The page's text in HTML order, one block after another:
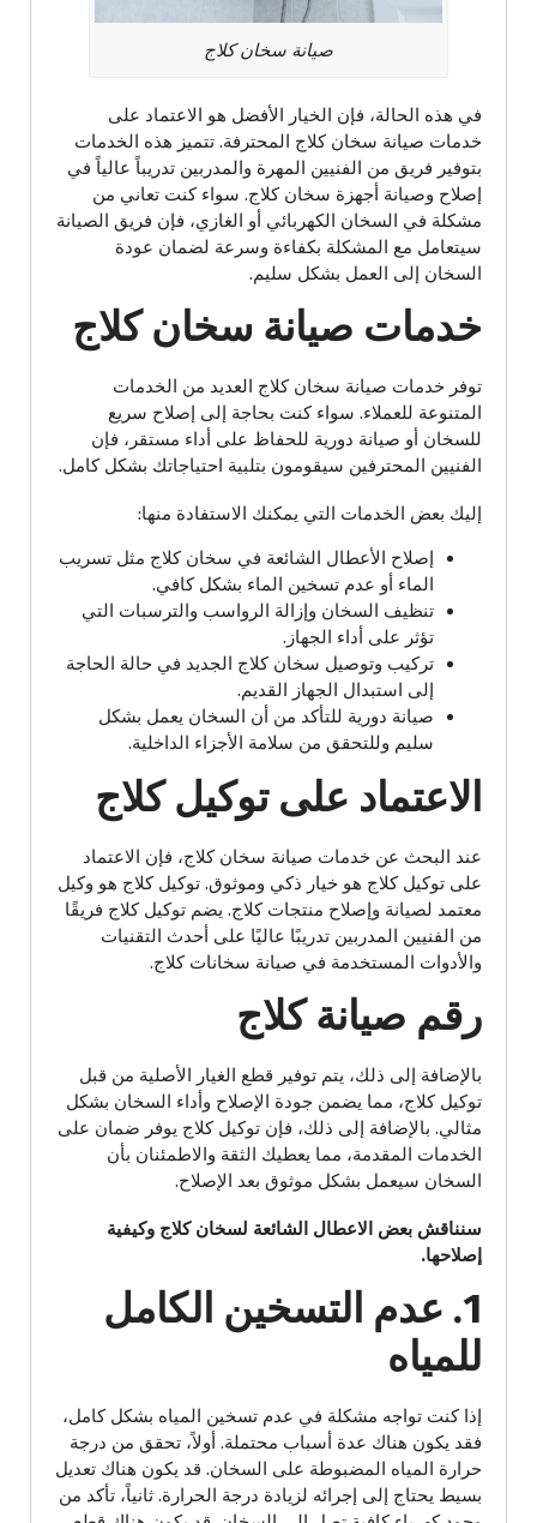
صيانة سخان كلاج
في هذه الحالة، فإن الخيار الأفضل هو الاعتماد على
خدمات صيانة سخان كلاج المحترفة. تتميز هذه الخدمات
بتوفير فريق من الفنيين المهرة والمدربين تدريباً عالياً في
إصلاح وصيانة أجهزة سخان كلاج. سواء كنت تعاني من
مشكلة في السخان الكهربائي أو الغازي، فإن فريق الصيانة
سيتعامل مع المشكلة بكفاءة وسرعة لضمان عودة
السخان إلى العمل بشكل سليم.
خدمات صيانة سخان كلاج
توفر خدمات صيانة سخان كلاج العديد من الخدمات
المتنوعة للعملاء. سواء كنت بحاجة إلى إصلاح سريع
للسخان أو صيانة دورية للحفاظ على أداء مستقر، فإن
الفنيين المحترفين سيقومون بتلبية احتياجاتك بشكل كامل.
إليك بعض الخدمات التي يمكنك الاستفادة منها:
إصلاح الأعطال الشائعة في سخان كلاج مثل تسريب
الماء أو عدم تسخين الماء بشكل كافي.
تنظيف السخان وإزالة الرواسب والترسبات التي
تؤثر على أداء الجهاز.
تركيب وتوصيل سخان كلاج الجديد في حالة الحاجة
إلى استبدال الجهاز القديم.
صيانة دورية للتأكد من أن السخان يعمل بشكل
سليم وللتحقق من سلامة الأجزاء الداخلية.
الاعتماد على توكيل كلاج
عند البحث عن خدمات صيانة سخان كلاج، فإن الاعتماد
على توكيل كلاج هو خيار ذكي وموثوق. توكيل كلاج هو وكيل
معتمد لصيانة وإصلاح منتجات كلاج. يضم توكيل كلاج فريقًا
من الفنيين المدربين تدريبًا عاليًا على أحدث التقنيات
والأدوات المستخدمة في صيانة سخانات كلاج.
رقم صيانة كلاج
بالإضافة إلى ذلك، يتم توفير قطع الغيار الأصلية من قبل
توكيل كلاج، مما يضمن جودة الإصلاح وأداء السخان بشكل
مثالي. بالإضافة إلى ذلك، فإن توكيل كلاج يوفر ضمان على
الخدمات المقدمة، مما يعطيك الثقة والاطمئنان بأن
السخان سيعمل بشكل موثوق بعد الإصلاح.
سنناقش بعض الاعطال الشائعة لسخان كلاج وكيفية
إصلاحها.
1. عدم التسخين الكامل
للمياه
إذا كنت تواجه مشكلة في عدم تسخين المياه بشكل كامل،
فقد يكون هناك عدة أسباب محتملة. أولاً، تحقق من درجة
حرارة المياه المضبوطة على السخان. قد يكون هناك تعديل
بسيط يحتاج إلى إجرائه لزيادة درجة الحرارة. ثانياً، تأكد من